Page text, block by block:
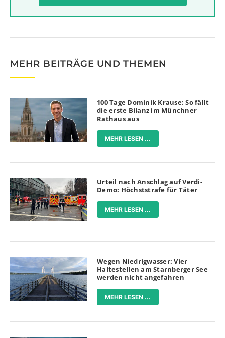
MEHR BEITRÄGE UND THEMEN
100 Tage Dominik Krause: So fällt
die erste Bilanz im Münchner
Rathaus aus
MEHR LESEN ...
Urteil nach Anschlag auf Verdi-
Demo: Höchststrafe für Täter
MEHR LESEN ...
Wegen Niedrigwasser: Vier
Haltestellen am Starnberger See
werden nicht angefahren
MEHR LESEN ...